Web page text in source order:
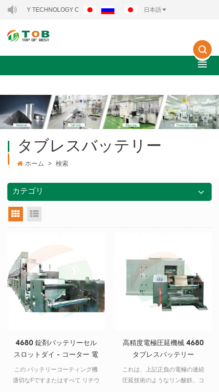
TECHNOLOGY CO., LTD.. 日本語
タブレスバッテリー
ホーム > 検索
カテゴリ
グリッドビュー
4680 錠剤バッテリーセル
スロットダイ - コーター 電
極コーティング機
この バッテリーコーティング機
適切なFですまたはすべて リチウ
高精度電極圧延機械 4680
タブレスバッテリー
これは、上記正負の電極の連続
圧延技術のようなリン酸鉄、コ